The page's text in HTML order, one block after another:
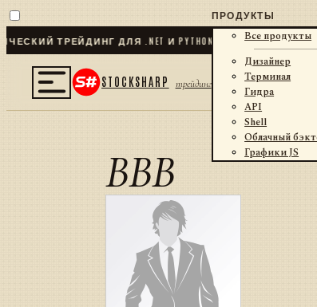
ТРЕЙДИНГ ДЛЯ .NET И PYTHON✦ +
STOCKSHARP трейдинг
ПРОДУКТЫ
Все продукты
Дизайнер
Терминал
Гидра
API
Shell
Облачный
Графики JS
BBB